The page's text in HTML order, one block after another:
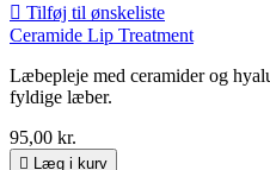
 Tilføj til ønskeliste
Ceramide Lip Treatment
Læbepleje med ceramider og
fyldige læber.
95,00 kr.
 Læg i kurv